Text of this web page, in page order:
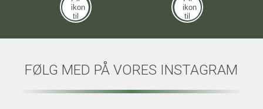
FØLG MED PÅ VORES INSTAGRAM